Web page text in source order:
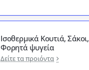
Ισοθερμικά Κουτιά, Σάκοι,
Φορητά ψυγεία
Δείτε τα προιόντα